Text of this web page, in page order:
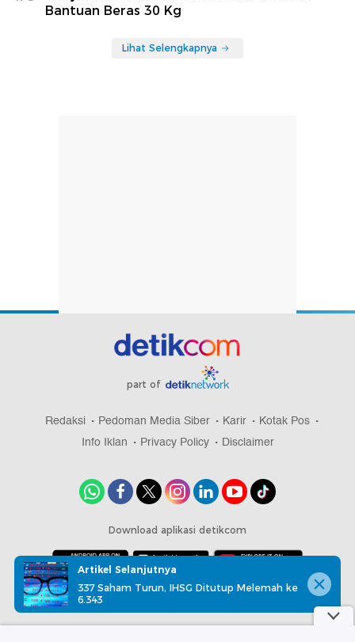
Bantuan Beras 30 Kg
Lihat Selengkapnya
part of
Redaksi Pedoman Media Siber Karir
Kotak Pos
Info Iklan
Privacy Policy Disclaimer
Download aplikasi detikcom
Copyright @ 2026 detikcom, All right reserved
Artikel Selanjutnya
337 Saham Turun, IHSG Ditutup Melemah ke
6.343